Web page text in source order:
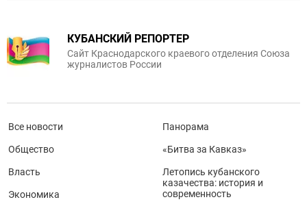
КУБАНСКИЙ РЕПОРТЕР
Сайт Краснодарского краевого отделения Союза
журналистов России
Все новости
Общество
Власть
Экономика
Панорама
«Битва за Кавказ»
Летопись кубанского
казачества: история и
современность